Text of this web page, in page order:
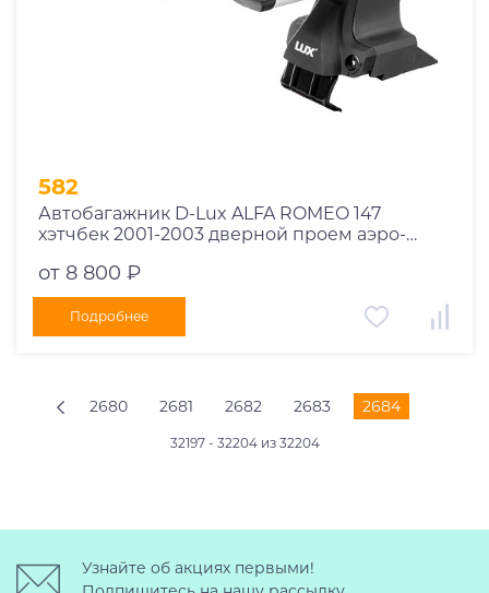
582
Автобагажник D-Lux ALFA ROMEO 147
хэтчбек 2001-2003 дверной проем аэро-
от 8 800 ₽
Подробнее
2680 2681 2682 2683 2684
32197 - 32204 из 32204
Узнайте об акциях первыми!